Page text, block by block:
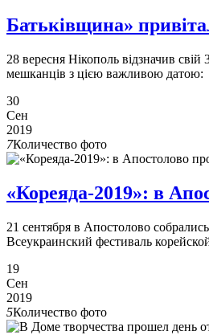
Батьківщина»
28 вересня Нікополь відзначив
мешканців з цією важливою датою:
30
Сен
2019
7Количество фото
«Кореяда-2019»: в
21 сентября в Апостолово
Всеукраинский фестиваль
19
Сен
2019
5Количество фото